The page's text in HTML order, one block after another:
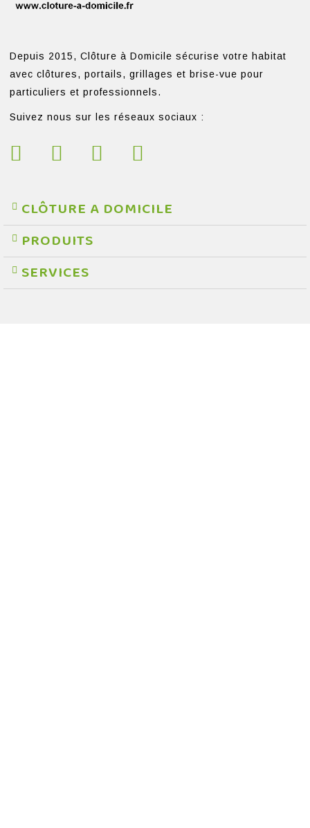
Depuis 2015, Clôture à Domicile sécurise votre habitat
avec clôtures, portails, grillages et brise-vue pour
particuliers et professionnels.
Suivez nous sur les réseaux sociaux :
CLÔTURE A DOMICILE
PRODUITS
SERVICES